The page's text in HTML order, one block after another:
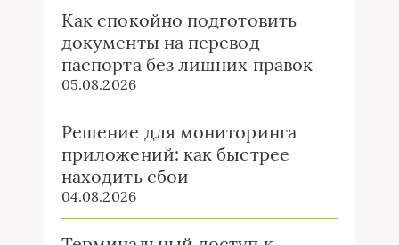
Как спокойно подготовить
документы на перевод
паспорта без лишних правок
05.08.2026
Решение для мониторинга
приложений: как быстрее
находить сбои
04.08.2026